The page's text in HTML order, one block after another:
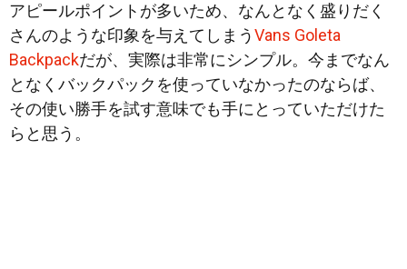
アピールポイントが多いため、なんとなく盛りだく
さんのような印象を与えてしまうVans Goleta
Backpackだが、実際は非常にシンプル。今までなん
となくバックパックを使っていなかったのならば、
その使い勝手を試す意味でも手にとっていただけた
らと思う。